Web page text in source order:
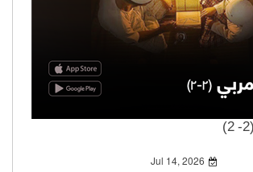
Jul 14, 2026